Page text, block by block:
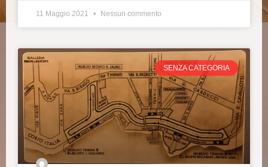
11 Maggio 2021 Nessun commento
SENZA CATEGORIA